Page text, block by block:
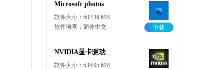
Microsoft photos
软件大小：602.39 MB
软件语言：简体中文
下载
NVIDIA显卡驱动
软件大小：634.05 MB